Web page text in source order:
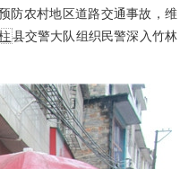
农村地区道路交通事故，维
县交警大队组织民警深入竹林